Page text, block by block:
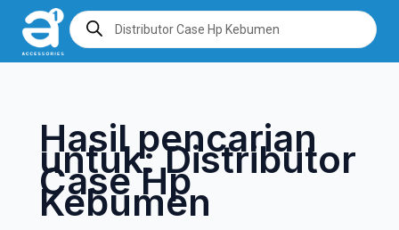
Lewati
konten
Products
search
Hasil pencarian
untuk:Distributor
Case Hp
Kebumen
Cari
untuk: